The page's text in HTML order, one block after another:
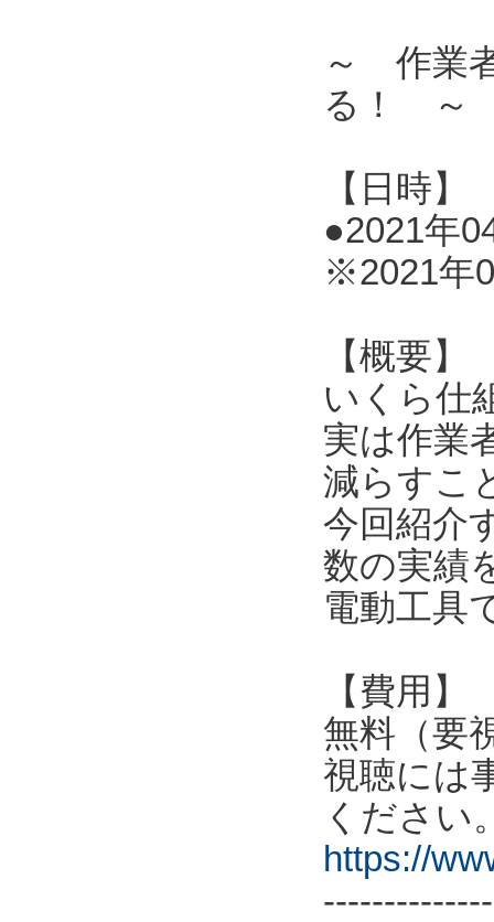
～ 作業
る！ ～
【日時】
●2021年
※2021年
【概要】
いくら仕
実は作業
減らすこ
今回紹介
数の実績
電動工具
【費用】
無料（要
視聴には
ください
https://